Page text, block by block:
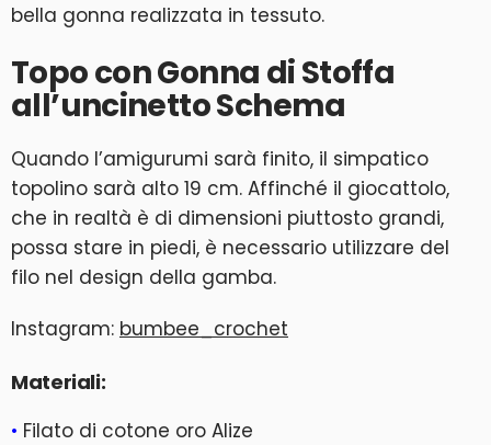
bella gonna realizzata in tessuto.
Topo con Gonna di Stoffa
all’uncinetto Schema
Quando l’amigurumi sarà finito, il simpatico
topolino sarà alto 19 cm. Affinché il giocattolo,
che in realtà è di dimensioni piuttosto grandi,
possa stare in piedi, è necessario utilizzare del
filo nel design della gamba.
Instagram: bumbee_crochet
Materiali:
• Filato di cotone oro Alize